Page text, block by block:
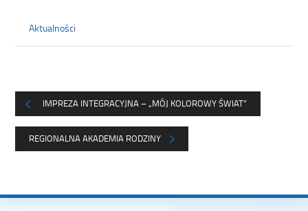
Aktualności
IMPREZA INTEGRACYJNA – „MÓJ KOLOROWY ŚWIAT”
REGIONALNA AKADEMIA RODZINY